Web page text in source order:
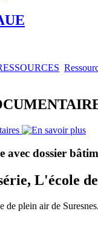
avec dossier
L'école
de plein air de